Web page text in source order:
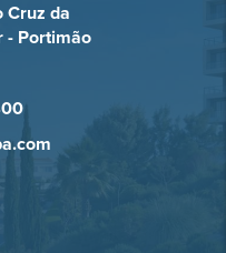
Cruz da
- Portimão